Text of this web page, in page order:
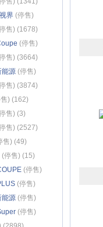
界 (停售)
售) (1678)
(停售)
售) (3664)
能源 (停售)
售) (3874)
) (162)
售) (3)
售) (2527)
售) (49)
(停售) (15)
(停售)
(停售)
能源 (停售)
(停售)